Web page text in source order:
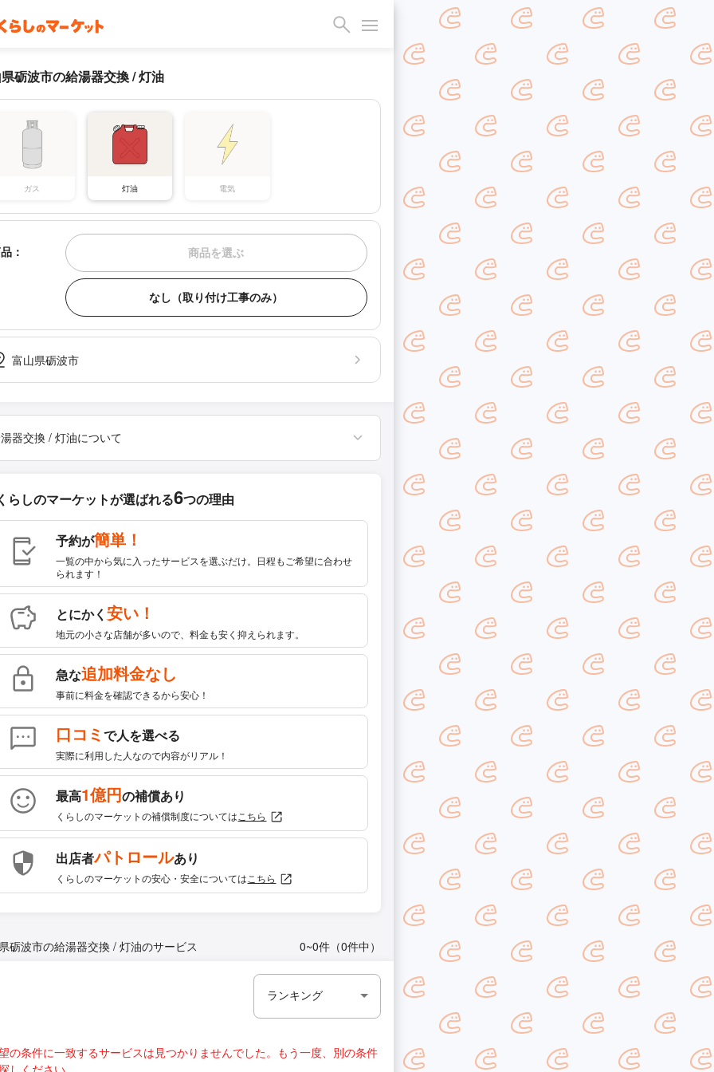
砺波市の給湯器交換 / 灯油
ガス 灯油 電気
： 商品を選ぶ
なし（取り付け工事のみ）
富山県砺波市
器交換 / 灯油について
らしのマーケットが選ばれる6つの理由
予約が簡単！
一覧の中から気に入ったサービスを選ぶだけ。日程もご希望に合わせ
られます！
とにかく安い！
地元の小さな店舗が多いので、料金も安く抑えられます。
急な追加料金なし
事前に料金を確認できるから安心！
口コミで人を選べる
実際に利用した人なので内容がリアル！
最高1億円の補償あり
くらしのマーケットの補償制度については こちら
出店者パトロールあり
くらしのマーケットの安心・安全については こちら
砺波市の給湯器交換 / 灯油のサービス 0~0件（0件中）
の条件に一致するサービスは見つかりませんでした。もう一度、別の条件
しください。